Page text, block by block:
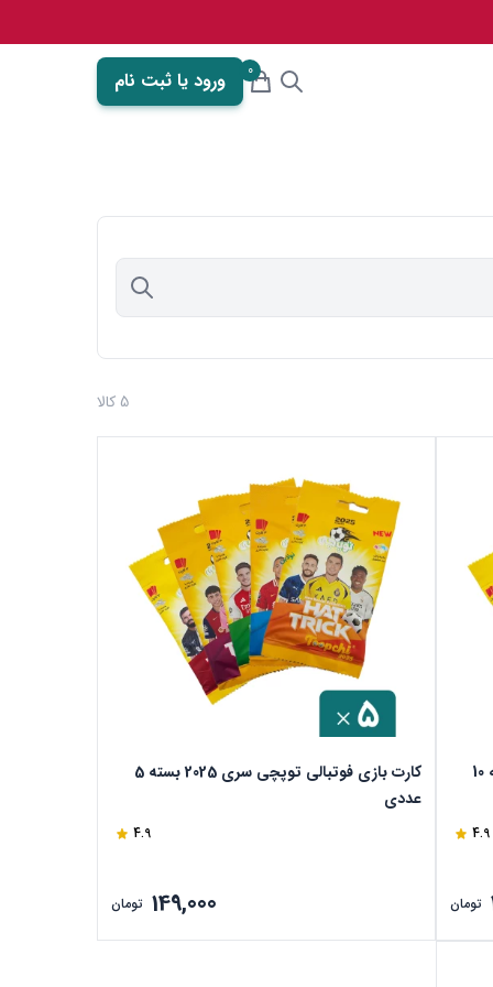
0 ورود یا ثبت نام
5 کالا
کارت بازی فوتبالی توپچی سری 2025 بسته 10
4.9
تومان
کارت بازی فوتبالی توپچی سری 2025 بسته 5
عددی
4.9
149,000 تومان